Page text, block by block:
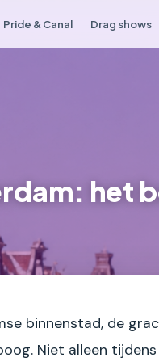
Pride & Canal Drag shows
het
binnenstad, de
Niet alleen